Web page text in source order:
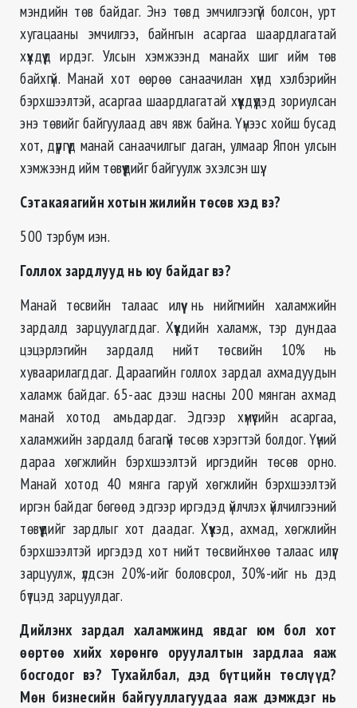
мэндийн төв байдаг. Энэ төвд эмчилгээгүй болсон, урт
хугацааны эмчилгээ, байнгын асаргаа шаардлагатай
хүүхдүүд ирдэг. Улсын хэмжээнд манайх шиг ийм төв
байхгүй. Манай хот өөрөө санаачилан хүнд хэлбэрийн
бэрхшээлтэй, асаргаа шаардлагатай хүүхдүүдэд зориулсан
энэ төвийг байгуулаад авч явж байна. Үүнээс хойш бусад
хот, дүүргүүд манай санаачилгыг даган, улмаар Япон улсын
хэмжээнд ийм төвүүдийг байгуулж эхэлсэн шүү.
Сэтакаяагийн хотын жилийн төсөв хэд вэ?
500 тэрбум иэн.
Голлох зардлууд нь юу байдаг вэ?
Манай төсвийн талаас илүү нь нийгмийн халамжийн
зардалд зарцуулагддаг. Хүүхдийн халамж, тэр дундаа
цэцэрлэгийн зардалд нийт төсвийн 10% нь
хуваарилагддаг. Дараагийн голлох зардал ахмадуудын
халамж байдаг. 65-аас дээш насны 200 мянган ахмад
манай хотод амьдардаг. Эдгээр хүмүүсийн асаргаа,
халамжийн зардалд багагүй төсөв хэрэгтэй болдог. Үүний
дараа хөгжлийн бэрхшээлтэй иргэдийн төсөв орно.
Манай хотод 40 мянга гаруй хөгжлийн бэрхшээлтэй
иргэн байдаг бөгөөд эдгээр иргэдэд үйлчлэх үйлчилгээний
төвүүдийг зардлыг хот даадаг. Хүүхэд, ахмад, хөгжлийн
бэрхшээлтэй иргэдэд хот нийт төсвийнхөө талаас илүүг
зарцуулж, үлдсэн 20%-ийг боловсрол, 30%-ийг нь дэд
бүтцэд зарцуулдаг.
Дийлэнх зардал халамжинд явдаг юм бол хот
өөртөө хийх хөрөнгө оруулалтын зардлаа яаж
босгодог вэ? Тухайлбал, дэд бүтцийн төслүүд?
Мөн бизнесийн байгууллагуудаа яаж дэмждэг нь